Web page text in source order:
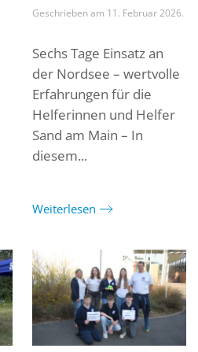
Geschrieben am 11. Februar 2026.
Sechs Tage Einsatz an
der Nordsee – wertvolle
Erfahrungen für die
Helferinnen und Helfer
Sand am Main – In
diesem...
Weiterlesen